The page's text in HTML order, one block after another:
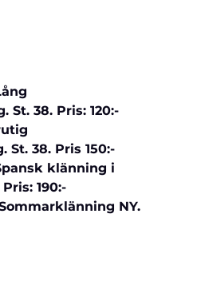
St. 38. Pris: 120:-
38. Pris 150:-
klänning i
190:-
NY.